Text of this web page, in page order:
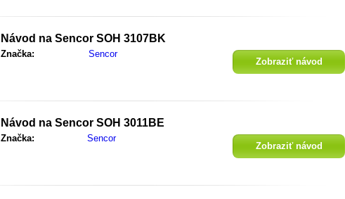
Návod na Sencor SOH 3107BK
Značka: Sencor
Zobraziť návod
Návod na Sencor SOH 3011BE
Značka: Sencor
Zobraziť návod